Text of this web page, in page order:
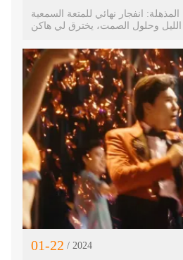
انفجار نهائي للمتعة السمعية
وحلول الصمت، يخترق لي هاكن
النجوم في سماء الليل العميقة،
01-22 / 2024